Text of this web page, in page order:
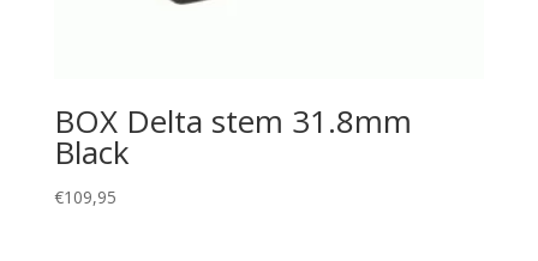
BOX Delta stem 31.8mm
Black
€109,95